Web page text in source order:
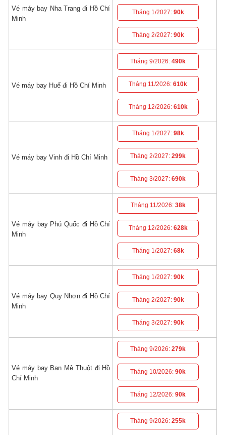
Vé máy bay Nha Trang đi Hồ Chí
Minh
Tháng 1/2027: 90k
Tháng 2/2027: 90k
Vé máy bay Huế đi Hồ Chí Minh
Tháng 9/2026:490k
Tháng 11/2026:610k
Tháng 12/2026: 610k
Vé máy bay Vinh đi Hồ Chí Minh
Tháng 1/2027: 98k
Tháng 2/2027:299k
Tháng 3/2027:690k
Vé máy bay Phú Quốc đi Hồ Chí
Minh
Tháng 11/2026: 38k
Tháng 12/2026: 628k
Tháng 1/2027: 68k
Vé máy bay Quy Nhơn đi Hồ Chí
Minh
Tháng 1/2027: 90k
Tháng 2/2027: 90k
Tháng 3/2027: 90k
Vé máy bay Ban Mê Thuột đi Hồ
Chí Minh
Tháng 9/2026:279k
Tháng 10/2026:90k
Tháng 12/2026:90k
Tháng 9/2026:255k